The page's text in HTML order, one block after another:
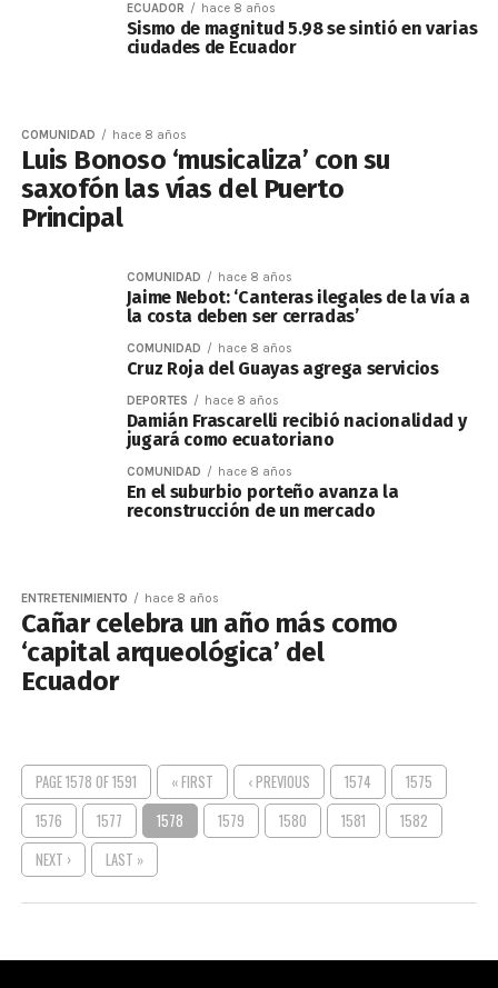
ECUADOR hace 8 años
Sismo de magnitud 5.98 se sintió en varias
ciudades de Ecuador
COMUNIDAD hace 8 años
Luis Bonoso ‘musicaliza’ con su
saxofón las vías del Puerto
Principal
COMUNIDAD hace 8 años
Jaime Nebot: ‘Canteras ilegales de la vía a
la costa deben ser cerradas’
COMUNIDAD hace 8 años
Cruz Roja del Guayas agrega servicios
DEPORTES hace 8 años
Damián Frascarelli recibió nacionalidad y
jugará como ecuatoriano
COMUNIDAD hace 8 años
En el suburbio porteño avanza la
reconstrucción de un mercado
ENTRETENIMIENTO hace 8 años
Cañar celebra un año más como
‘capital arqueológica’ del
Ecuador
PAGE 1578 OF 1591 « FIRST ‹ PREVIOUS 1574
1575
1576
1577 1578 1579 1580 1581
1582
NEXT ›
LAST »